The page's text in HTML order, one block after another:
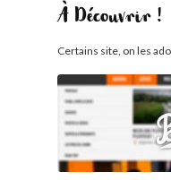
À Découvrir !
Certains site, on les